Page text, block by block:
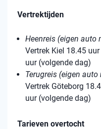
Vertrektijden
Heenreis (eigen auto
Vertrek Kiel 18.45
uur (volgende dag)
Terugreis (eigen
Vertrek Göteborg
uur (volgende dag)
Tarieven overtocht